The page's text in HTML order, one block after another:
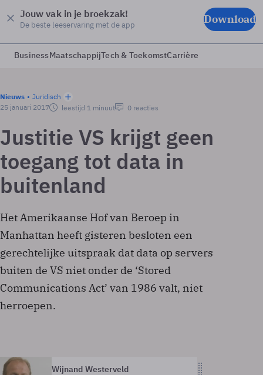
Jouw vak in je broekzak!
De beste leeservaring met de app Download
BusinessMaatschappijTech & ToekomstCarrière
Nieuws
Juridisch
25 januari 2017
leestijd 1 minuut 0 reacties
Justitie VS krijgt geen
toegang tot data in
buitenland
Het Amerikaanse Hof van Beroep in
Manhattan heeft gisteren besloten een
gerechtelijke uitspraak dat data op servers
buiten de VS niet onder de ‘Stored
Communications Act’ van 1986 valt, niet
herroepen.
Wijnand Westerveld